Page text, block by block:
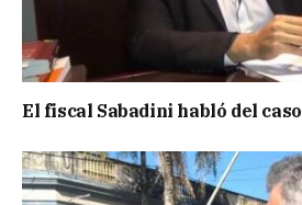
El fiscal Sabadini habló del caso